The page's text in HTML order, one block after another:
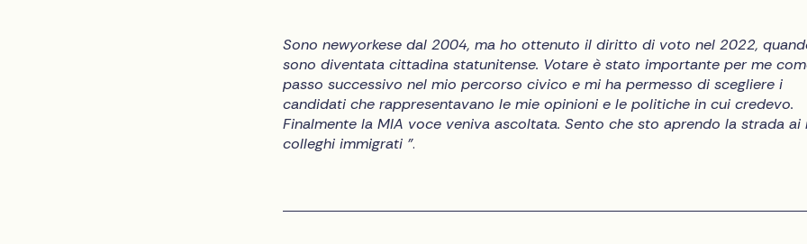
Sono newyorkese dal 2004, ma ho ottenuto il diritto di voto nel 2022,
sono diventata cittadina statunitense. Votare è stato importante per me
passo successivo nel mio percorso civico e mi ha permesso di scegliere i
candidati che rappresentavano le mie opinioni e le politiche in cui credevo.
Finalmente la MIA voce veniva ascoltata. Sento che sto aprendo la strada ai
colleghi immigrati ".